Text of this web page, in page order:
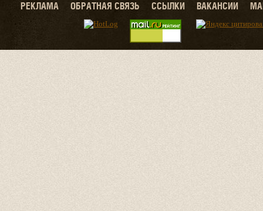
РЕКЛАМА ОБРАТНАЯ СВЯЗЬ ССЫЛКИ ВАКАНСИИ